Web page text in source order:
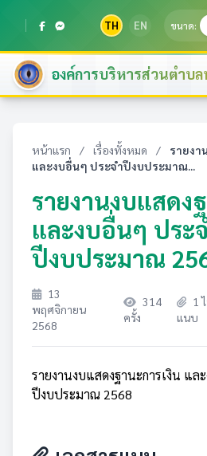
TH EN ขนาด:
องค์การบริหารส่วนตำบล
หน้าแรก / เรื่องทั้งหมด /
รายงา
และงบอื่นๆ ประจำปีงบประมาณ...
รายงานงบแสดง
และงบอื่นๆ ประ
ปีงบประมาณ
13
พฤศจิกายน
2568
314
ครั้ง
1
แนบ
รายงานงบแสดงฐานะการเงิน แล
ปีงบประมาณ 2568